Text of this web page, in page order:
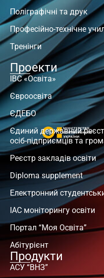
Поліграфічні та друк
Професійно-технічне
Тренінги
Проекти
ІВС «Освіта»
Євроосвіта
ЄДЕБО
Єдиний державний
осіб-підприємців та
Реєстр закладів освіти
Diploma supplement
Електронний
ІАС моніторингу освіти
Портал “Моя Освіта”
Абітурієнт
Продукти
АСУ “ВНЗ”